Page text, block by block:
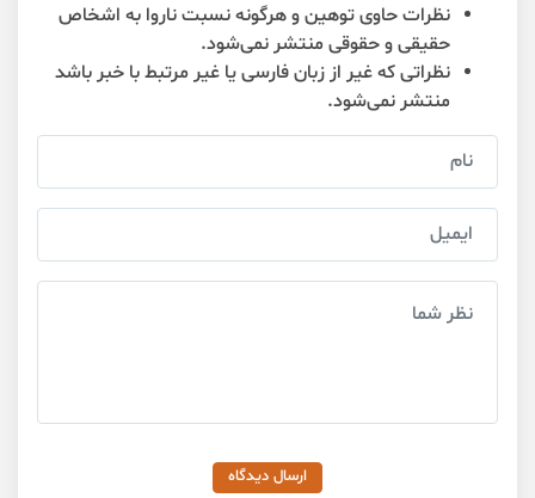
نظرات حاوی توهین و هرگونه نسبت ناروا به اشخاص
حقیقی و حقوقی منتشر نمی‌شود.
نظراتی که غیر از زبان فارسی یا غیر مرتبط با خبر باشد
منتشر نمی‌شود.
ارسال دیدگاه